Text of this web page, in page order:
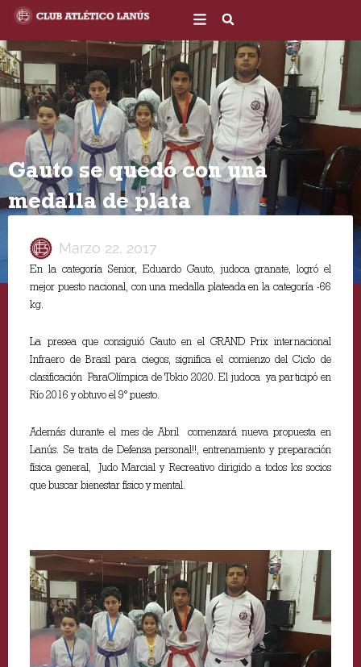
contenido
Gauto se quedó con una
medalla de plata
Marzo 22, 2017
En la categoría Senior, Eduardo Gauto, judoca granate, logró el
mejor puesto nacional, con una medalla plateada en la categoría -66
kg.
La presea que consiguió Gauto en el GRAND Prix internacional
Infraero de Brasil para ciegos, significa el comienzo del Ciclo de
clasificación ParaOlímpica de Tokio 2020. El judoca ya participó en
Río 2016 y obtuvo el 9° puesto.
Además durante el mes de Abril comenzará nueva propuesta en
Lanús. Se trata de Defensa personal!!, entrenamiento y preparación
física general, Judo Marcial y Recreativo dirigido a todos los socios
que buscar bienestar físico y mental.